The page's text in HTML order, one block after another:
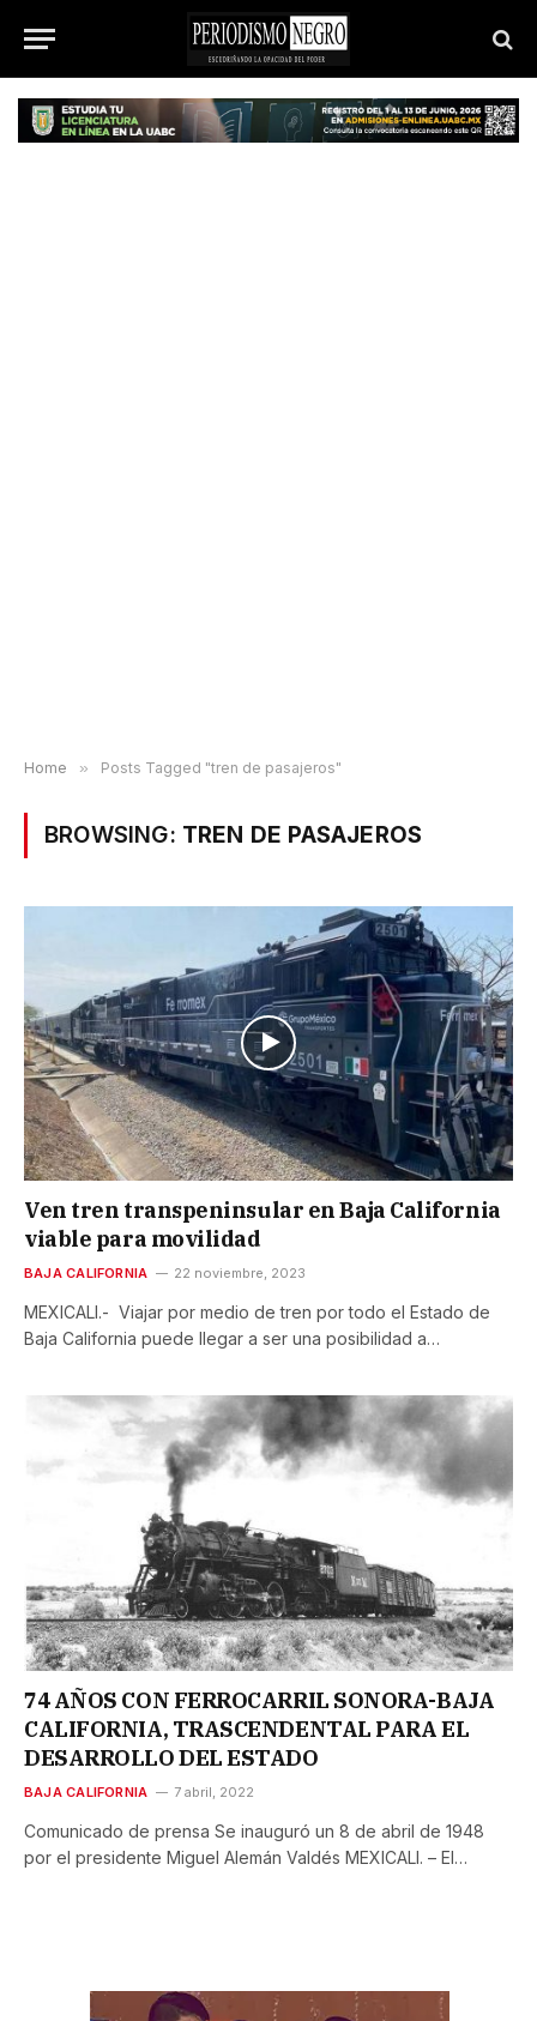
Home » Posts Tagged "tren de pasajeros"
BROWSING: TREN DE PASAJEROS
Ven tren transpeninsular en Baja California
viable para movilidad
BAJA CALIFORNIA 22 noviembre, 2023
MEXICALI.- Viajar por medio de tren por todo el Estado de
Baja California puede llegar a ser una posibilidad a…
74 AÑOS CON FERROCARRIL SONORA-BAJA
CALIFORNIA, TRASCENDENTAL PARA EL
DESARROLLO DEL ESTADO
BAJA CALIFORNIA 7 abril, 2022
Comunicado de prensa Se inauguró un 8 de abril de 1948
por el presidente Miguel Alemán Valdés MEXICALI. – El…